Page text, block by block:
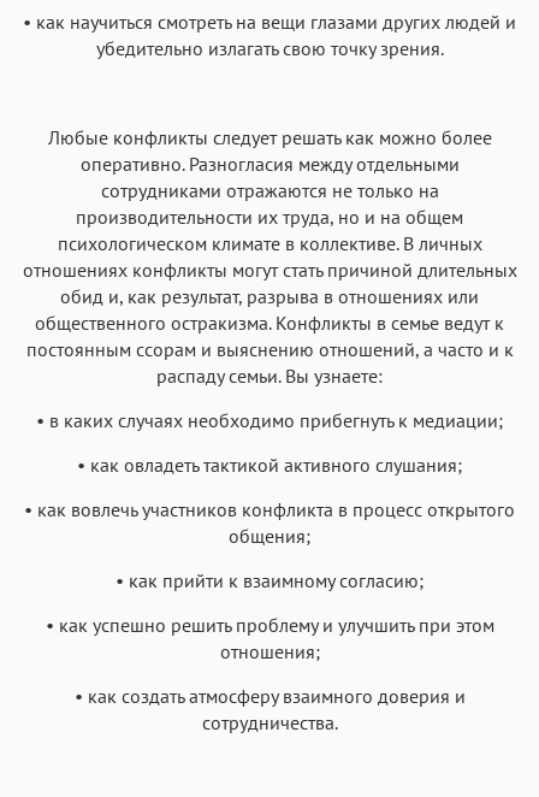
• как научиться смотреть на вещи глазами других людей и
убедительно излагать свою точку зрения.
Любые конфликты следует решать как можно более
оперативно. Разногласия между отдельными
сотрудниками отражаются не только на
производительности их труда, но и на общем
психологическом климате в коллективе. В личных
отношениях конфликты могут стать причиной длительных
обид и, как результат, разрыва в отношениях или
общественного остракизма. Конфликты в семье ведут к
постоянным ссорам и выяснению отношений, а часто и к
распаду семьи. Вы узнаете:
• в каких случаях необходимо прибегнуть к медиации;
• как овладеть тактикой активного слушания;
• как вовлечь участников конфликта в процесс открытого
общения;
• как прийти к взаимному согласию;
• как успешно решить проблему и улучшить при этом
отношения;
• как создать атмосферу взаимного доверия и
сотрудничества.